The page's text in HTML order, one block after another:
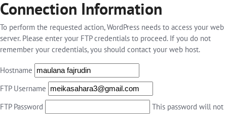
Connection Information
To perform the requested action, WordPress needs to access your web
server. Please enter your FTP credentials to proceed. If you do not
remember your credentials, you should contact your web host.
Hostname
FTP Username
FTP Password
This password will not